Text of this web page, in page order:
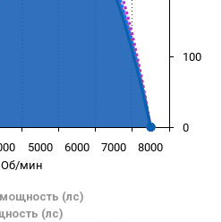
Об/мин
(лс)
(лс)
5000 6000 7000 8000
0
100